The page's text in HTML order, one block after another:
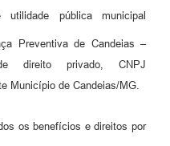
pública municipal
Preventiva de Candeias –
direito privado, CNPJ
Município de Candeias/MG.
os benefícios e direitos por